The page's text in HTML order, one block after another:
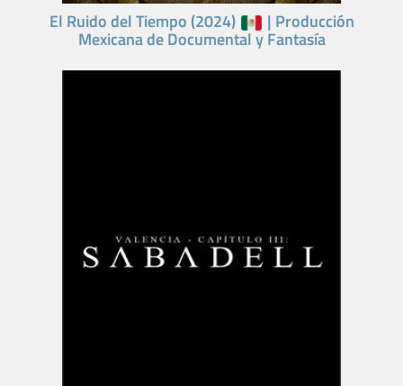
El Ruido del Tiempo (2024) | Producción
Mexicana de Documental y Fantasía